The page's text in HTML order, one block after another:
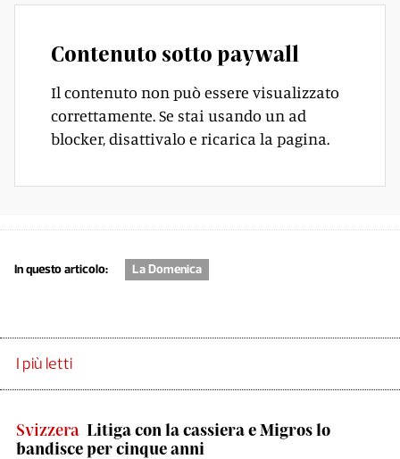
Contenuto sotto paywall
Il contenuto non può essere visualizzato
correttamente. Se stai usando un ad
blocker, disattivalo e ricarica la pagina.
In questo articolo: La Domenica
I più letti
Svizzera Litiga con la cassiera e Migros lo
bandisce per cinque anni